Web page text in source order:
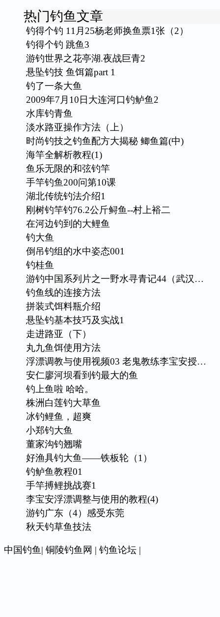
热门钓鱼文章
钓得个钓 11月25杨老师换鱼票1张（2）
钓得个钓 跳鱼3
游钓世界之花亭湖.夜战巨青2
悬坠钓技 鱼饵篇part 1
钓了一条大鱼
2009年7月10日大连河口钓鲈鱼2
水库钓青鱼
淡水路亚操作方法（上）
时尚钓技之钓鱼配方大揭秘 鲫鱼篇(中)
海竿全解析教程(1)
鱼乐无限的和弦钓竿
手竿钓鱼200问第10课
湖北传统钓法介绍1
刚树钓竿钓76.2公斤鲟鱼--村上裕二
在河边钓到的大鲤鱼
钓大鱼
倒吊钓组的水中姿态001
钓桂鱼
游钓中国系列片之一野水寻青记44（武汉…
钓鱼线的连接方法
拼装式饵料瓶介绍
悬坠钓基本技巧及实战1
走进路亚（下）
丸九鱼饵使用方法
浮漂调教与使用视频03 老鬼教练李宝安授…
安仁廖河坝看到钓最大的鱼
钓上鱼啦 哈哈。
株洲白莲钓大草鱼
冰钓鲤鱼，超爽
小郑钓大鱼
董家沟钓翘嘴
好渔具钓大鱼——铁板轮（1）
钓鲈鱼教程01
手竿搏鲤挑战赛1
李宝安浮漂调整与使用的教程(4)
游钓广东（4）感受东莞
秋天钓草鱼技法
中国钓鱼| 铜陵钓鱼网 | 钓鱼论坛 |